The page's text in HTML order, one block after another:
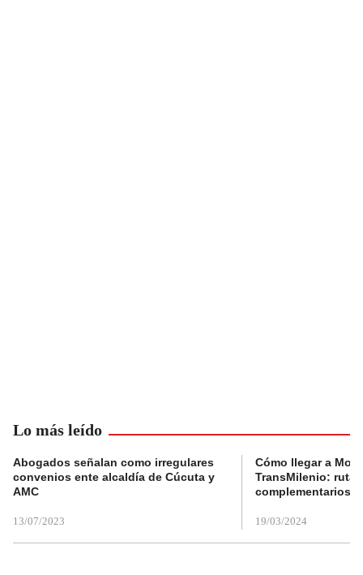
Lo más leído
Abogados señalan como irregulares
convenios ente alcaldía de Cúcuta y
AMC
13/07/2023
Cómo llegar a
TransMilenio:
complementarios
19/03/2024